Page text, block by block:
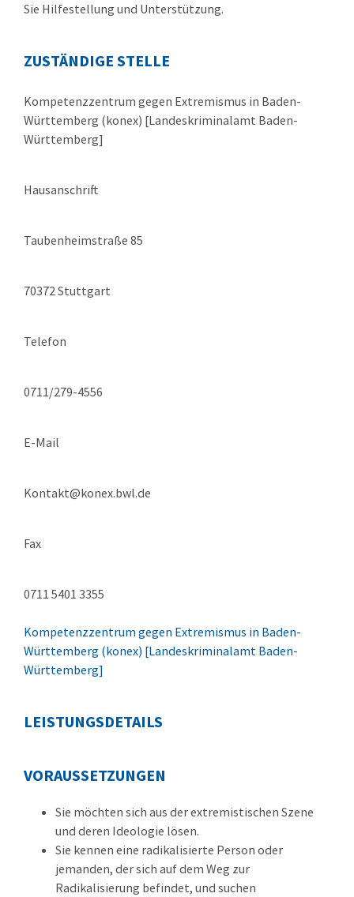
Sie Hilfestellung und Unterstützung.
ZUSTÄNDIGE STELLE
Kompetenzzentrum gegen Extremismus in Baden-
Württemberg (konex) [Landeskriminalamt Baden-
Württemberg]
Hausanschrift
Taubenheimstraße 85
70372 Stuttgart
Telefon
0711/279-4556
E-Mail
Kontakt@konex.bwl.de
Fax
0711 5401 3355
Kompetenzzentrum gegen Extremismus in Baden-
Württemberg (konex) [Landeskriminalamt Baden-
Württemberg]
LEISTUNGSDETAILS
VORAUSSETZUNGEN
Sie möchten sich aus der extremistischen Szene
und deren Ideologie lösen.
Sie kennen eine radikalisierte Person oder
jemanden, der sich auf dem Weg zur
Radikalisierung befindet, und suchen